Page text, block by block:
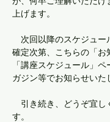
上げます。
次回以降のスケジュー
確定次第、こちらの「お
「講座スケジュール」
ガジン等でお知らせいた
引き続き、どうぞ宜し
す。